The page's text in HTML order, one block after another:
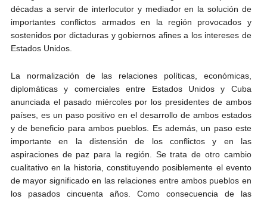
décadas a servir de interlocutor y mediador en la solución de
importantes conflictos armados en la región provocados y
sostenidos por dictaduras y gobiernos afines a los intereses de
Estados Unidos.
La normalización de las relaciones políticas, económicas,
diplomáticas y comerciales entre Estados Unidos y Cuba
anunciada el pasado miércoles por los presidentes de ambos
países, es un paso positivo en el desarrollo de ambos estados
y de beneficio para ambos pueblos. Es además, un paso este
importante en la distensión de los conflictos y en las
aspiraciones de paz para la región. Se trata de otro cambio
cualitativo en la historia, constituyendo posiblemente el evento
de mayor significado en las relaciones entre ambos pueblos en
los pasados cincuenta años. Como consecuencia de las